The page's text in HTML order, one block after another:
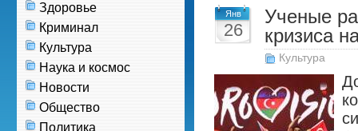
Здоровье
Криминал
Культура
Наука и космос
Новости
Общество
Политика
Янв
26
Ученые
кризиса
Культура